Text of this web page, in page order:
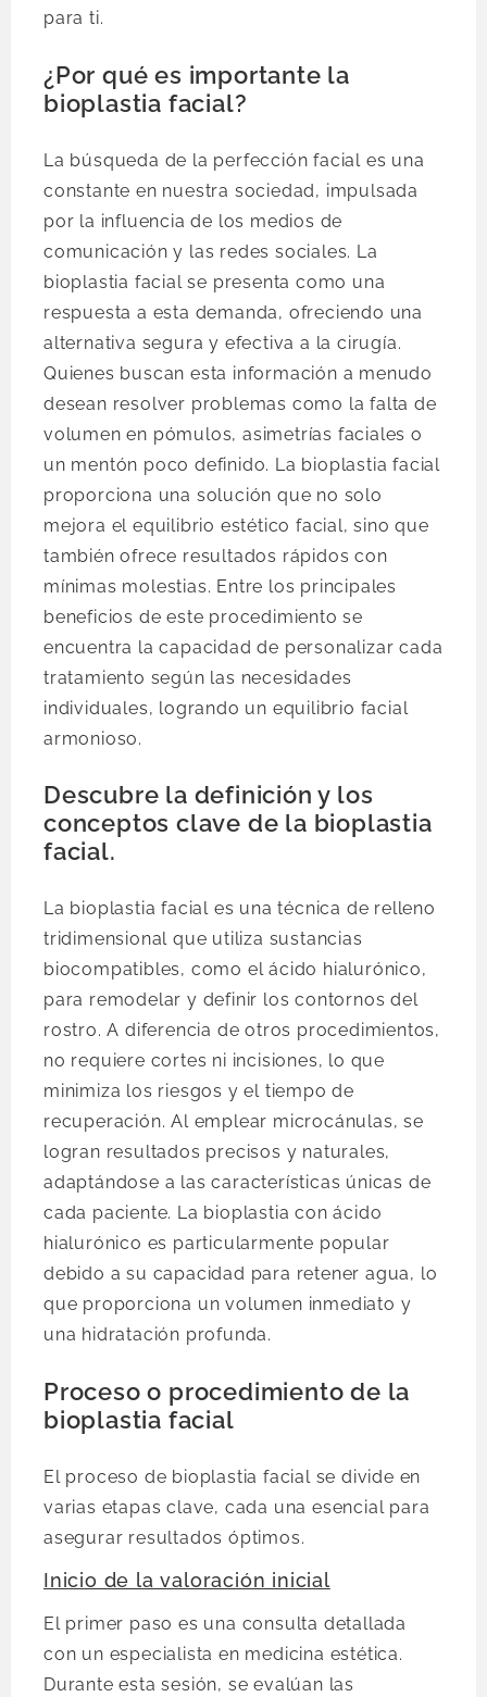
para ti.
¿Por qué es importante la
bioplastia facial?
La búsqueda de la perfección facial es una
constante en nuestra sociedad, impulsada
por la influencia de los medios de
comunicación y las redes sociales. La
bioplastia facial se presenta como una
respuesta a esta demanda, ofreciendo una
alternativa segura y efectiva a la cirugía.
Quienes buscan esta información a menudo
desean resolver problemas como la falta de
volumen en pómulos, asimetrías faciales o
un mentón poco definido. La bioplastia facial
proporciona una solución que no solo
mejora el equilibrio estético facial, sino que
también ofrece resultados rápidos con
mínimas molestias. Entre los principales
beneficios de este procedimiento se
encuentra la capacidad de personalizar cada
tratamiento según las necesidades
individuales, logrando un equilibrio facial
armonioso.
Descubre la definición y los
conceptos clave de la bioplastia
facial.
La bioplastia facial es una técnica de relleno
tridimensional que utiliza sustancias
biocompatibles, como el ácido hialurónico,
para remodelar y definir los contornos del
rostro. A diferencia de otros procedimientos,
no requiere cortes ni incisiones, lo que
minimiza los riesgos y el tiempo de
recuperación. Al emplear microcánulas, se
logran resultados precisos y naturales,
adaptándose a las características únicas de
cada paciente. La bioplastia con ácido
hialurónico es particularmente popular
debido a su capacidad para retener agua, lo
que proporciona un volumen inmediato y
una hidratación profunda.
Proceso o procedimiento de la
bioplastia facial
El proceso de bioplastia facial se divide en
varias etapas clave, cada una esencial para
asegurar resultados óptimos.
Inicio de la valoración inicial
El primer paso es una consulta detallada
con un especialista en medicina estética.
Durante esta sesión, se evalúan las